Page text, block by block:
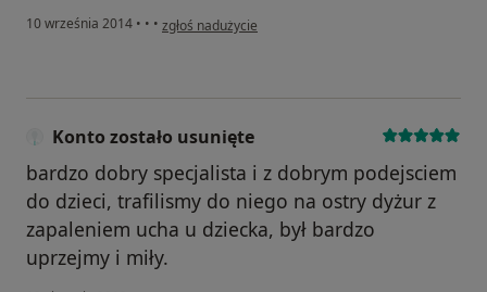
10 września 2014 • • • w opinii użytkownika Beata
zgłoś nadużycie
Konto zostało usunięte
bardzo dobry specjalista i z dobrym podejsciem
do dzieci, trafilismy do niego na ostry dyżur z
zapaleniem ucha u dziecka, był bardzo
uprzejmy i miły.